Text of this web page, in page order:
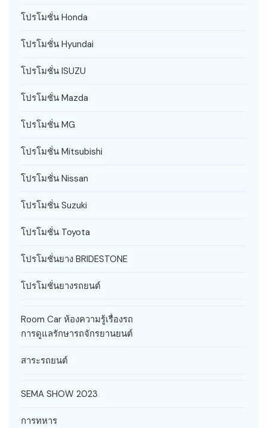
โปรโมชั่น Honda
โปรโมชั่น Hyundai
โปรโมชั่น ISUZU
โปรโมชั่น Mazda
โปรโมชั่น MG
โปรโมชั่น Mitsubishi
โปรโมชั่น Nissan
โปรโมชั่น Suzuki
โปรโมชั่น Toyota
โปรโมชั่นยาง BRIDESTONE
โปรโมชั่นยางรถยนต์
Room Car ห้องความรู้เรื่องรถ
การดูแลรักษารถจักรยานยนต์
สาระรถยนต์
SEMA SHOW 2023
การทหาร